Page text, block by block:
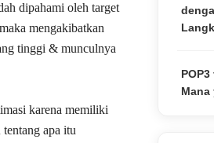
dipahami oleh target
mengakibatkan
tinggi & munculnya
karena memiliki
apa itu